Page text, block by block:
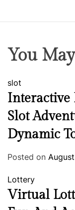
You
slot
Interactive
Slot
Dynamic
Posted on
Lottery
Virtual